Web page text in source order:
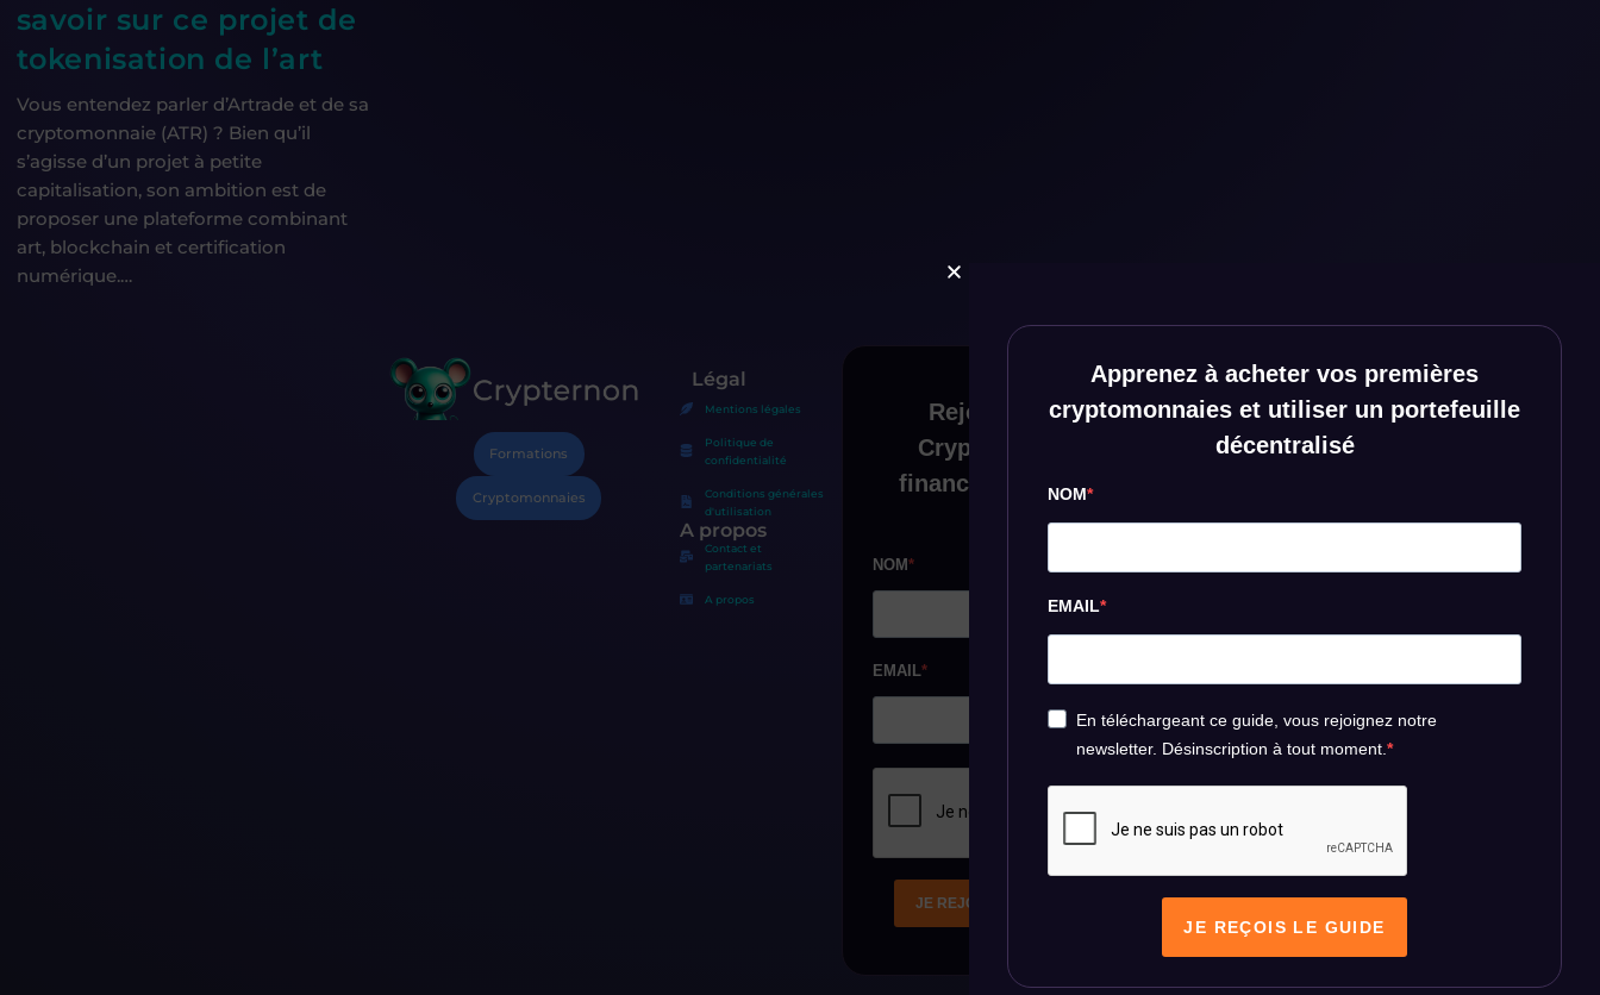
savoir sur ce projet de
tokenisation de l’art
Vous entendez parler d’Artrade et de sa
cryptomonnaie (ATR) ? Bien qu’il
s’agisse d’un projet à petite
capitalisation, son ambition est de
proposer une plateforme combinant
art, blockchain et certification
numérique.…
Formations
Cryptomonnaies
Légal
Mentions légales
Politique de
confidentialité
Conditions générales
d'utilisation
A propos
Contact et
partenariats
A propos
Réseaux sociaux
Apprenez à acheter vos premières
cryptomonnaies et utiliser un portefeuille
décentralisé
NOM
EMAIL
En téléchargeant ce guide, vous rejoignez notre
newsletter. Désinscription à tout moment.
JE REÇOIS LE GUIDE